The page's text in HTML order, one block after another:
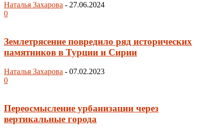
Наталья Захарова - 27.06.2024
0
Землетрясение повредило ряд исторических
памятников в Турции и Сирии
Наталья Захарова - 07.02.2023
0
Переосмысление урбанизации через
вертикальные города